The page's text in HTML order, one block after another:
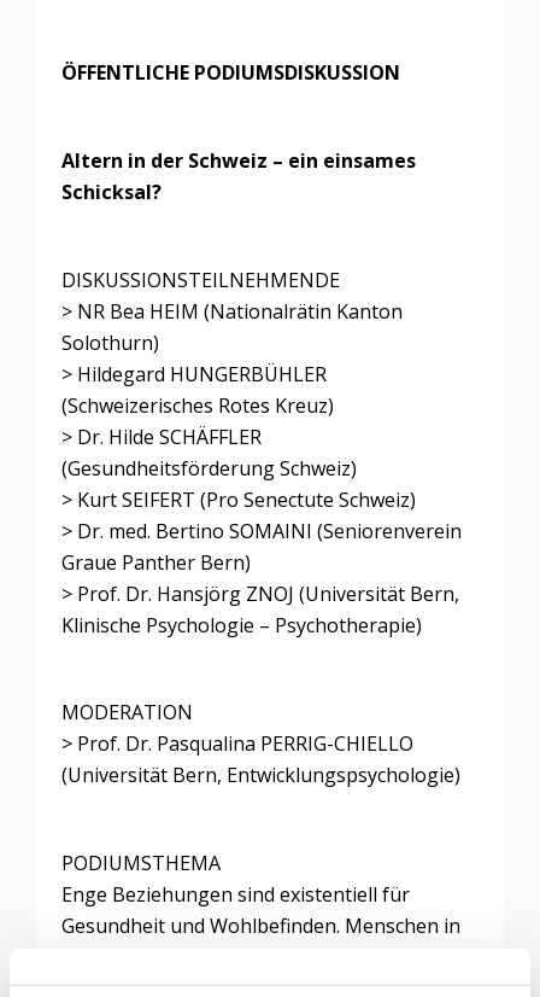
ÖFFENTLICHE PODIUMSDISKUSSION
Altern in der Schweiz – ein einsames
Schicksal?
DISKUSSIONSTEILNEHMENDE
> NR Bea HEIM (Nationalrätin Kanton
Solothurn)
> Hildegard HUNGERBÜHLER
(Schweizerisches Rotes Kreuz)
> Dr. Hilde SCHÄFFLER
(Gesundheitsförderung Schweiz)
> Kurt SEIFERT (Pro Senectute Schweiz)
> Dr. med. Bertino SOMAINI (Seniorenverein
Graue Panther Bern)
> Prof. Dr. Hansjörg ZNOJ (Universität Bern,
Klinische Psychologie – Psychotherapie)
MODERATION
> Prof. Dr. Pasqualina PERRIG-CHIELLO
(Universität Bern, Entwicklungspsychologie)
PODIUMSTHEMA
Enge Beziehungen sind existentiell für
Gesundheit und Wohlbefinden. Menschen in
kognitiv und psychisch gesünder als